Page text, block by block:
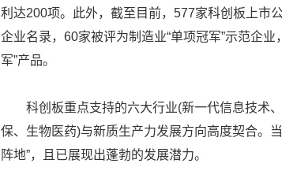
利达200项。此外，截至目前，577家科创板上市
企业名录，60家被评为制造业“单项冠军”示范企
军”产品。
科创板重点支持的六大行业(新一代信息技术
保、生物医药)与新质生产力发展方向高度契合。
阵地”，且已展现出蓬勃的发展潜力。